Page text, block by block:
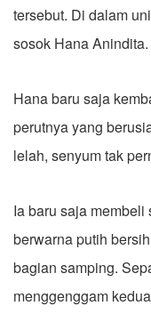
tersebut. Di dalam
sosok Hana Anindita.
Hana baru saja
perutnya yang
lelah, senyum tak
Ia baru saja
berwarna putih
bagian samping.
menggenggam